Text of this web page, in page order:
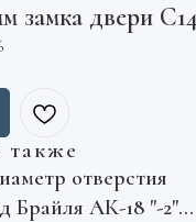
замка двери
также
отверстия
Брайля АК-18 "-2"